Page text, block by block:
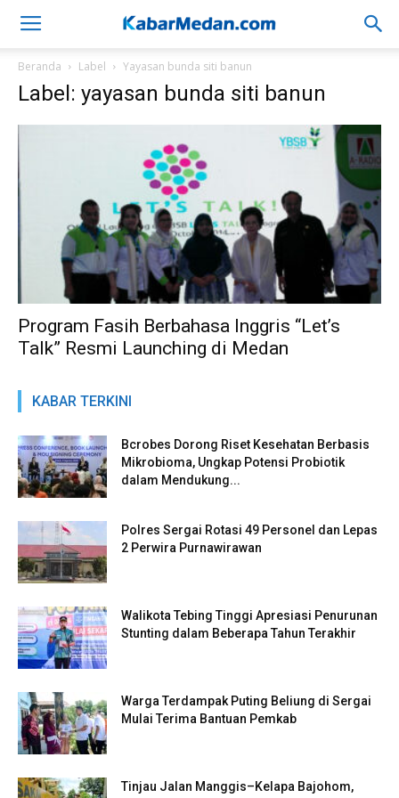
Beranda Label Yayasan bunda siti banun
Label: yayasan bunda siti banun
Program Fasih Berbahasa Inggris “Let’s
Talk” Resmi Launching di Medan
KABAR TERKINI
Bcrobes Dorong Riset Kesehatan Berbasis
Mikrobioma, Ungkap Potensi Probiotik
dalam Mendukung...
Polres Sergai Rotasi 49 Personel dan Lepas
2 Perwira Purnawirawan
Walikota Tebing Tinggi Apresiasi Penurunan
Stunting dalam Beberapa Tahun Terakhir
Warga Terdampak Puting Beliung di Sergai
Mulai Terima Bantuan Pemkab
Tinjau Jalan Manggis–Kelapa Bajohom,